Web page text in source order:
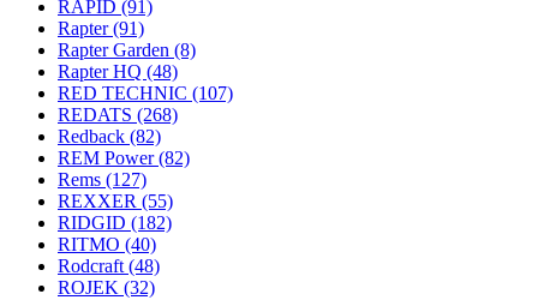
RAPID (91)
Rapter(91)
Rapter Garden (8)
Rapter HQ (48)
RED TECHNIC (107)
REDATS (268)
Redback (82)
REM Power(82)
Rems (127)
REXXER (55)
RIDGID (182)
RITMO (40)
Rodcraft (48)
ROJEK (32)